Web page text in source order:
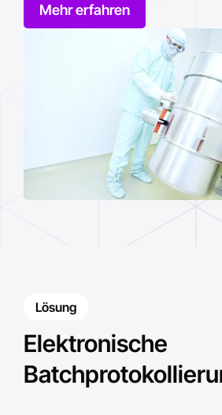
Mehr erfahren
Lösung
Elektronische